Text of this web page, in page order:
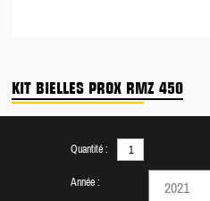
KIT BIELLES PROX RMZ 450
Quantité :
Année : 2021